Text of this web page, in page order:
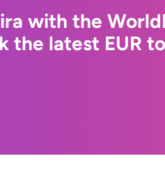
with the
latest EUR